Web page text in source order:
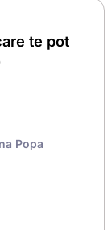
te pot
Popa